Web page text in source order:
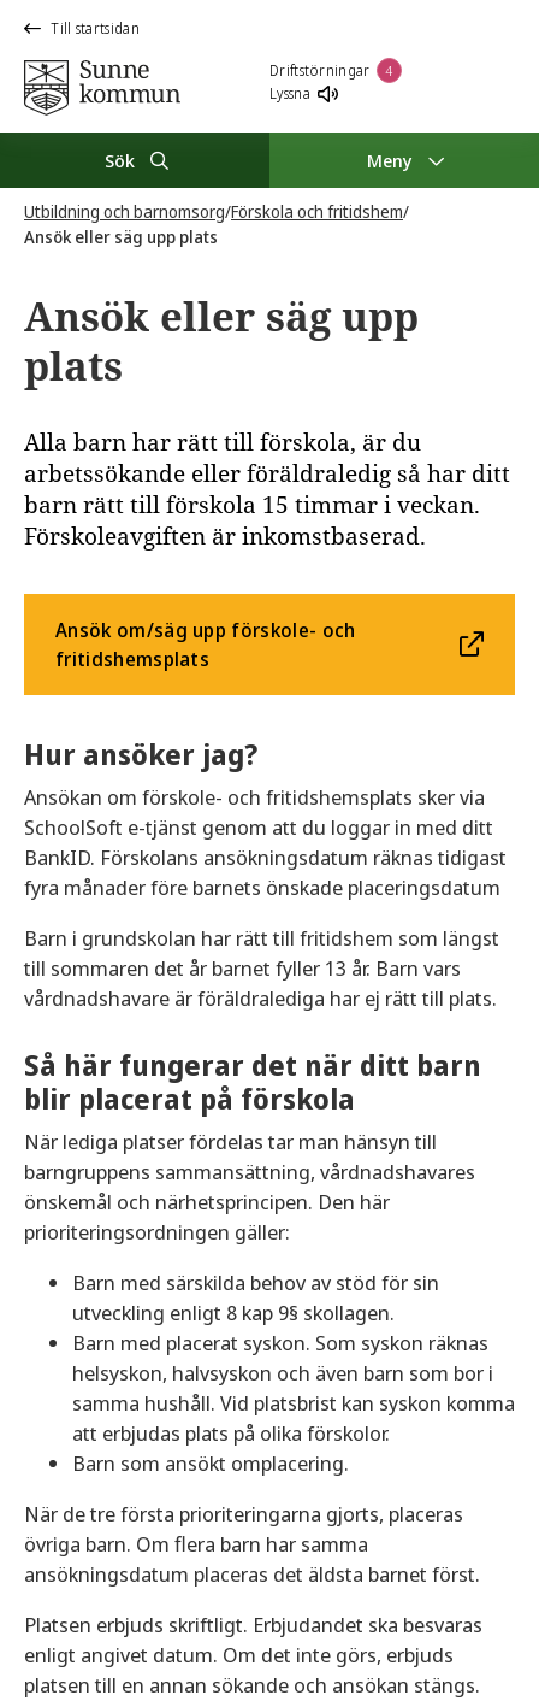
Till startsidan
Driftstörningar 4
Lyssna
Sök Meny
Utbildning och barnomsorg/Förskola och fritidshem/
Ansök eller säg upp plats
Ansök eller säg upp
plats
Alla barn har rätt till förskola, är du
arbetssökande eller föräldraledig så har ditt
barn rätt till förskola 15 timmar i veckan.
Förskoleavgiften är inkomstbaserad.
Ansök om/säg upp förskole- och
fritidshemsplats
Hur ansöker jag?
Ansökan om förskole- och fritidshemsplats sker via
SchoolSoft e-tjänst genom att du loggar in med ditt
BankID. Förskolans ansökningsdatum räknas tidigast
fyra månader före barnets önskade placeringsdatum
Barn i grundskolan har rätt till fritidshem som längst
till sommaren det år barnet fyller 13 år. Barn vars
vårdnadshavare är föräldralediga har ej rätt till plats.
Så här fungerar det när ditt barn
blir placerat på förskola
När lediga platser fördelas tar man hänsyn till
barngruppens sammansättning, vårdnadshavares
önskemål och närhetsprincipen. Den här
prioriteringsordningen gäller:
Barn med särskilda behov av stöd för sin
utveckling enligt 8 kap 9§ skollagen.
Barn med placerat syskon. Som syskon räknas
helsyskon, halvsyskon och även barn som bor i
samma hushåll. Vid platsbrist kan syskon komma
att erbjudas plats på olika förskolor.
Barn som ansökt omplacering.
När de tre första prioriteringarna gjorts, placeras
övriga barn. Om flera barn har samma
ansökningsdatum placeras det äldsta barnet först.
Platsen erbjuds skriftligt. Erbjudandet ska besvaras
enligt angivet datum. Om det inte görs, erbjuds
platsen till en annan sökande och ansökan stängs.